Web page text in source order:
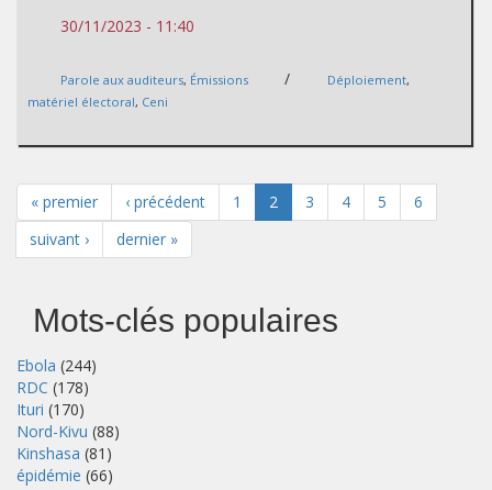
30/11/2023 - 11:40
Parole aux auditeurs, Émissions / Déploiement,
matériel électoral, Ceni
« premier ‹ précédent 1 2 3 4 5
6
suivant ›
dernier »
Mots-clés populaires
Ebola (244)
RDC (178)
Ituri (170)
Nord-Kivu (88)
Kinshasa (81)
épidémie (66)